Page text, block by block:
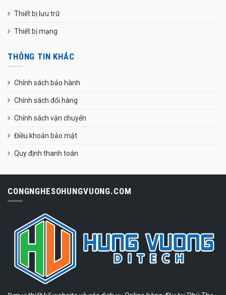
Thiết bị lưu trữ
Thiết bị mạng
THÔNG TIN KHÁC
Chính sách bảo hành
Chính sách đổi hàng
Chính sách vận chuyển
Điều khoản bảo mật
Quy định thanh toán
CONGNGHESOHUNGVUONG.COM